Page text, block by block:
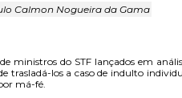
Calmon Nogueira da Gama
ministros do STF lançados em
trasladá-los a caso de indulto
má-fé.